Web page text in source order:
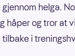
helga.
håper og tror at
i